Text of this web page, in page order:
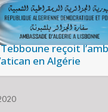
reçoit
en Algérie